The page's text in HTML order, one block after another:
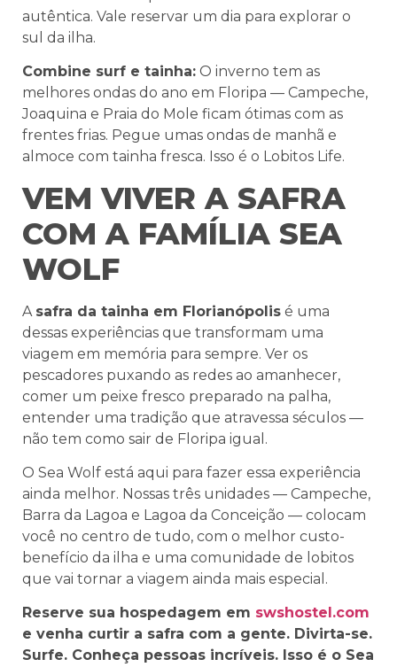
autêntica. Vale reservar um dia para explorar o
sul da ilha.
Combine surf e tainha: O inverno tem as
melhores ondas do ano em Floripa — Campeche,
Joaquina e Praia do Mole ficam ótimas com as
frentes frias. Pegue umas ondas de manhã e
almoce com tainha fresca. Isso é o Lobitos Life.
VEM VIVER A SAFRA
COM A FAMÍLIA SEA
WOLF
A safra da tainha em Florianópolis é uma
dessas experiências que transformam uma
viagem em memória para sempre. Ver os
pescadores puxando as redes ao amanhecer,
comer um peixe fresco preparado na palha,
entender uma tradição que atravessa séculos —
não tem como sair de Floripa igual.
O Sea Wolf está aqui para fazer essa experiência
ainda melhor. Nossas três unidades — Campeche,
Barra da Lagoa e Lagoa da Conceição — colocam
você no centro de tudo, com o melhor custo-
benefício da ilha e uma comunidade de lobitos
que vai tornar a viagem ainda mais especial.
Reserve sua hospedagem em swshostel.com
e venha curtir a safra com a gente. Divirta-se.
Surfe. Conheça pessoas incríveis. Isso é o Sea